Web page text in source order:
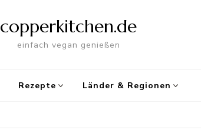
copperkitchen.de
einfach vegan genießen
Rezepte Länder & Regionen